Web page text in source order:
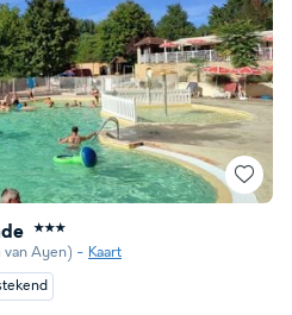
★★★
van Ayen) Kaart